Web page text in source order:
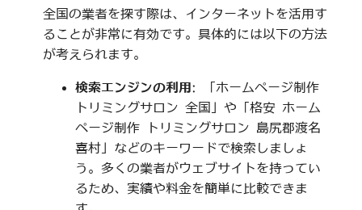
全国の業者を探す際は、インターネットを活用す
ることが非常に有効です。具体的には以下の方法
が考えられます。
検索エンジンの利用 : 「ホームページ制作
トリミングサロン 全国」や「格安 ホーム
ページ制作 トリミングサロン 島尻郡渡名
喜村」などのキーワードで検索しましょ
う。多くの業者がウェブサイトを持ってい
るため、実績や料金を簡単に比較できま